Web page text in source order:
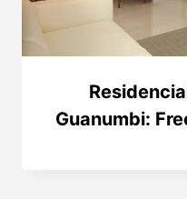
Guanumbi: